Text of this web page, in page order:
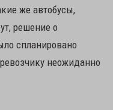
же автобусы,
решение о
спланировано
неожиданно